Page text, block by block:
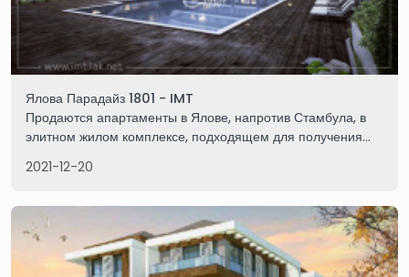
Ялова Парадайз 1801 - IMT
Продаются апартаменты в Ялове, напротив Стамбула, в
элитном жилом комплексе, подходящем для получения
и горы. Свяжитесь с нами для получения дополнительной
2021-12-20